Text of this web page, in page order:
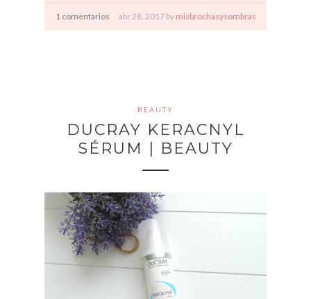
1 comentarios abr28, 2017 by misbrochasysombras
BEAUTY
DUCRAY KERACNYL
SÉRUM | BEAUTY